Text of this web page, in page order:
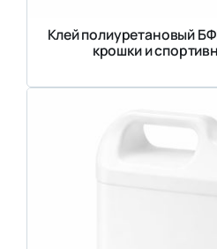
Клей полиуретановый
крошки и